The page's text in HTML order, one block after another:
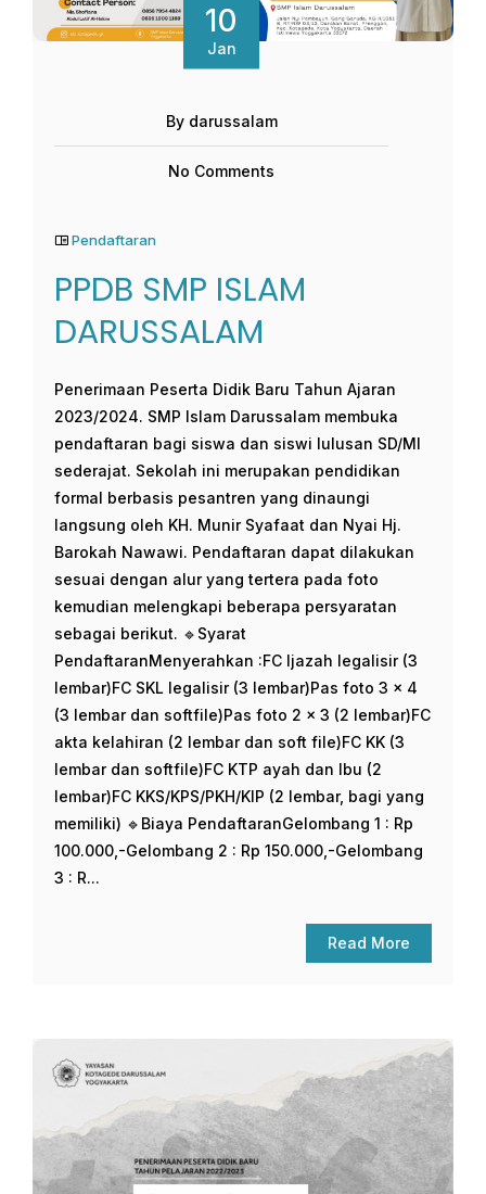
10
Jan
By darussalam
No Comments
Pendaftaran
PPDB SMP ISLAM
DARUSSALAM
Penerimaan Peserta Didik Baru Tahun Ajaran
2023/2024. SMP Islam Darussalam membuka
pendaftaran bagi siswa dan siswi lulusan SD/MI
sederajat. Sekolah ini merupakan pendidikan
formal berbasis pesantren yang dinaungi
langsung oleh KH. Munir Syafaat dan Nyai Hj.
Barokah Nawawi. Pendaftaran dapat dilakukan
sesuai dengan alur yang tertera pada foto
kemudian melengkapi beberapa persyaratan
sebagai berikut. 🔹Syarat
PendaftaranMenyerahkan :FC Ijazah legalisir (3
lembar)FC SKL legalisir (3 lembar)Pas foto 3 x 4
(3 lembar dan softfile)Pas foto 2 x 3 (2 lembar)FC
akta kelahiran (2 lembar dan soft file)FC KK (3
lembar dan softfile)FC KTP ayah dan Ibu (2
lembar)FC KKS/KPS/PKH/KIP (2 lembar, bagi yang
memiliki) 🔹Biaya PendaftaranGelombang 1 : Rp
100.000,-Gelombang 2 : Rp 150.000,-Gelombang
3 : R...
Read More